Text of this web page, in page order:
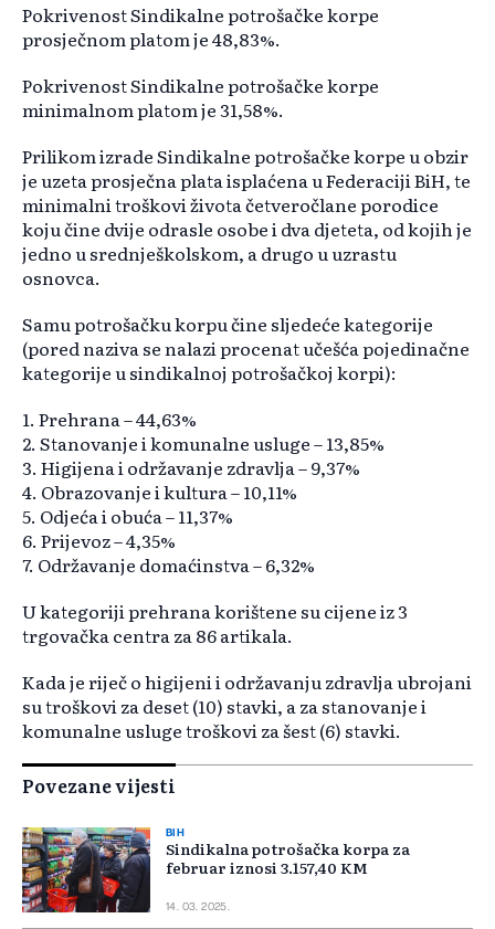
Pokrivenost Sindikalne potrošačke korpe
prosječnom platom je 48,83%.
Pokrivenost Sindikalne potrošačke korpe
minimalnom platom je 31,58%.
Prilikom izrade Sindikalne potrošačke korpe u obzir
je uzeta prosječna plata isplaćena u Federaciji BiH, te
minimalni troškovi života četveročlane porodice
koju čine dvije odrasle osobe i dva djeteta, od kojih je
jedno u srednješkolskom, a drugo u uzrastu
osnovca.
Samu potrošačku korpu čine sljedeće kategorije
(pored naziva se nalazi procenat učešća pojedinačne
kategorije u sindikalnoj potrošačkoj korpi):
1. Prehrana – 44,63%
2. Stanovanje i komunalne usluge – 13,85%
3. Higijena i održavanje zdravlja – 9,37%
4. Obrazovanje i kultura – 10,11%
5. Odjeća i obuća – 11,37%
6. Prijevoz – 4,35%
7. Održavanje domaćinstva – 6,32%
U kategoriji prehrana korištene su cijene iz 3
trgovačka centra za 86 artikala.
Kada je riječ o higijeni i održavanju zdravlja ubrojani
su troškovi za deset (10) stavki, a za stanovanje i
komunalne usluge troškovi za šest (6) stavki.
Povezane vijesti
BIH
Sindikalna potrošačka korpa za
februar iznosi 3.157,40 KM
14. 03. 2025.